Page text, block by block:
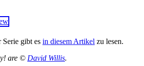
Serie gibt es in diesem Artikel zu lesen.
are © David Willis.